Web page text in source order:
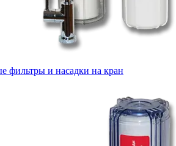
фильтры и насадки на кран